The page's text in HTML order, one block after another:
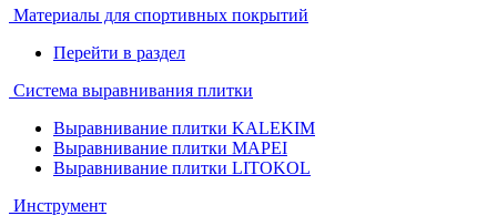
Материалы для спортивных покрытий
Перейти в раздел
Система выравнивания плитки
Выравнивание плитки KALEKIM
Выравнивание плитки MAPEI
Выравнивание плитки LITOKOL
Инструмент